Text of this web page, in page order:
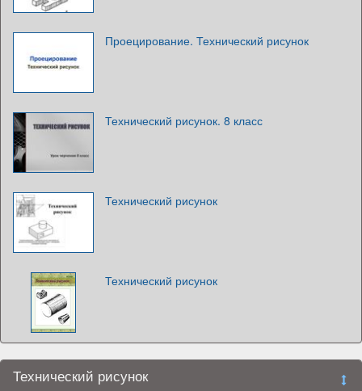
Проецирование. Технический рисунок
Технический рисунок. 8 класс
Технический рисунок
Технический рисунок
Технический рисунок